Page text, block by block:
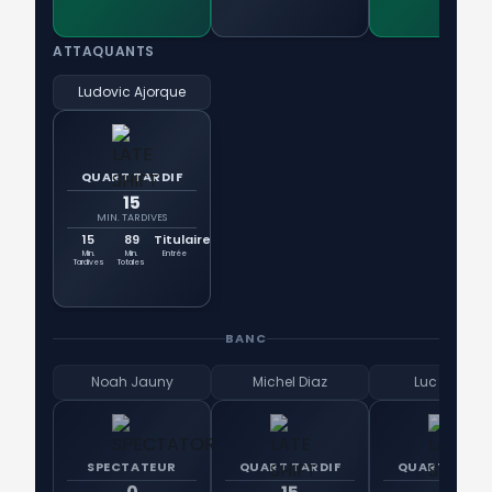
ATTAQUANTS
Ludovic Ajorque
QUART TARDIF
15
MIN. TARDIVES
15
Min.
Tardives
89
Min.
Totales
Titulaire
Entrée
BANC
Noah Jauny
SPECTATEUR
Michel Diaz
QUART TARDIF
Luc Zogbé
QUART